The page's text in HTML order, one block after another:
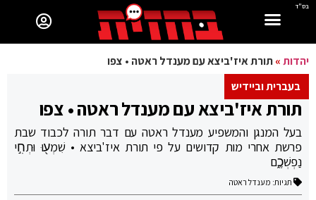
בס"ד
יהדות»תורת איז'ביצא עם מענדל ראטה • צפו
בעברית וביידיש
תורת איז'ביצא עם מענדל ראטה • צפו
בעל המנגן והמשפיע מענדל ראטה עם דבר תורה לכבוד שבת
פרשת אחרי מות קדושים על פי תורת איז'ביצא • שִׁמְע֖וּ וּתְחִ֣י
נַפְשְׁכֶ֑ם
תגיות: מענדל ראטה